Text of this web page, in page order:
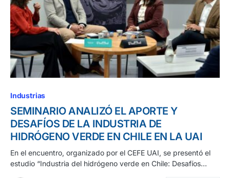
Industrias
SEMINARIO ANALIZÓ EL APORTE Y
DESAFÍOS DE LA INDUSTRIA DE
HIDRÓGENO VERDE EN CHILE EN LA UAI
En el encuentro, organizado por el CEFE UAI, se presentó el
estudio “Industria del hidrógeno verde en Chile: Desafíos…